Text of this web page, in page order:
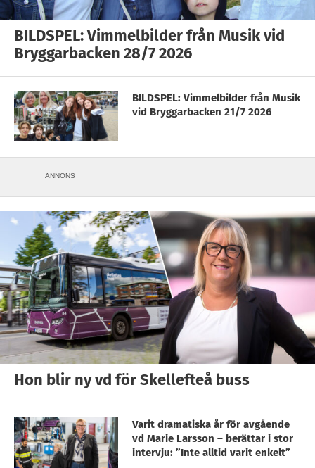
BILDSPEL: Vimmelbilder från Musik vid
Bryggarbacken 28/7 2026
BILDSPEL: Vimmelbilder från Musik
vid Bryggarbacken 21/7 2026
ANNONS
Hon blir ny vd för Skellefteå buss
Varit dramatiska år för avgående
vd Marie Larsson – berättar i stor
intervju: ”Inte alltid varit enkelt”